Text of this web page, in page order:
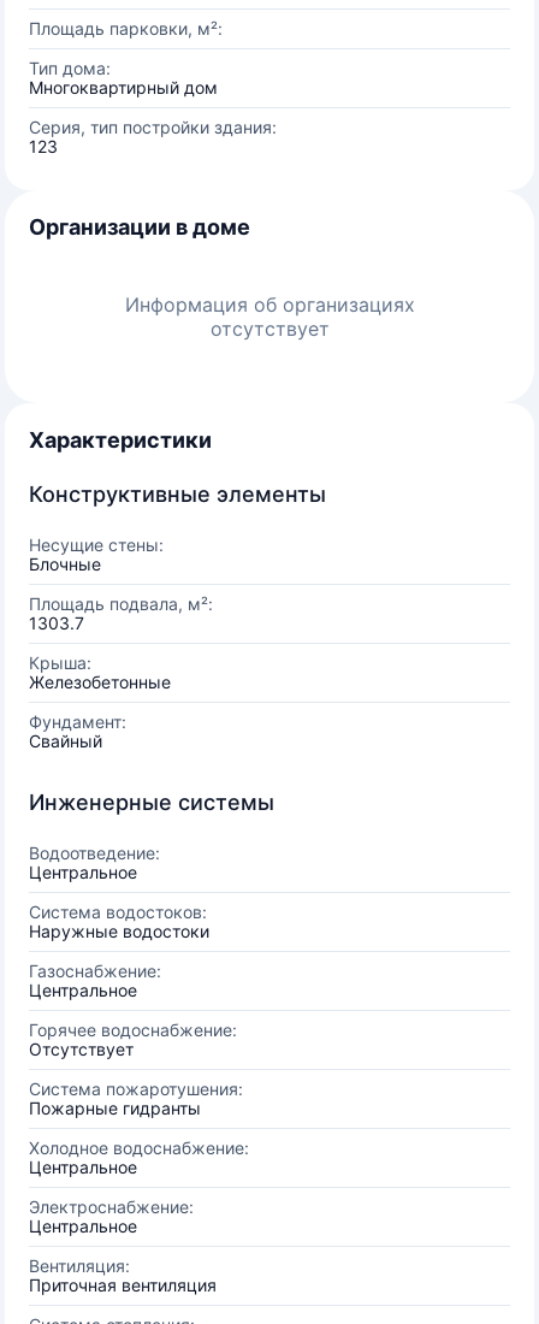
Площадь парковки, м²:
Тип дома:
Многоквартирный дом
Серия, тип постройки здания:
123
Организации в доме
Информация об организациях
отсутствует
Характеристики
Конструктивные элементы
Несущие стены:
Блочные
Площадь подвала, м²:
1303.7
Крыша:
Железобетонные
Фундамент:
Свайный
Инженерные системы
Водоотведение:
Центральное
Система водостоков:
Наружные водостоки
Газоснабжение:
Центральное
Горячее водоснабжение:
Отсутствует
Система пожаротушения:
Пожарные гидранты
Холодное водоснабжение:
Центральное
Электроснабжение:
Центральное
Вентиляция:
Приточная вентиляция